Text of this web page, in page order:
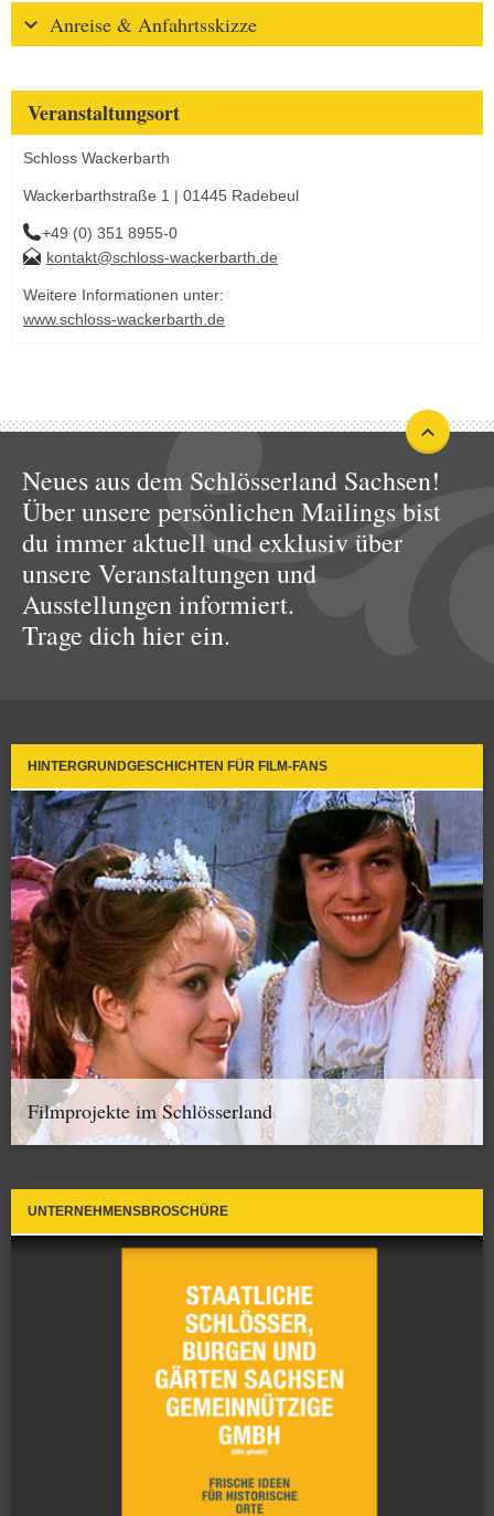
Anreise & Anfahrtsskizze
Veranstaltungsort
Schloss Wackerbarth
Wackerbarthstraße 1 | 01445 Radebeul
+49 (0) 351 8955-0
kontakt@schloss-wackerbarth.de
Weitere Informationen unter:
www.schloss-wackerbarth.de
Neues aus dem Schlösserland Sachsen!
Über unsere persönlichen Mailings bist
du immer aktuell und exklusiv über
unsere Veranstaltungen und
Ausstellungen informiert.
Trage dich hier ein.
HINTERGRUNDGESCHICHTEN FÜR FILM-FANS
Filmprojekte im Schlösserland
UNTERNEHMENSBROSCHÜRE